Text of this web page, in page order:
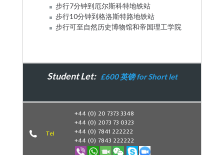
步行7分钟到厄尔斯科特地铁站
步行10分钟到格洛斯特路地铁站
步行可至自然历史博物馆和帝国理工学院
Student Let: £600 英镑 for Short let
Book Now
Tel
+44 (0) 20 7373 3348
+44 (0) 2073 73 0323
+44 (0) 7841 222222
+44 (0) 7843 222222